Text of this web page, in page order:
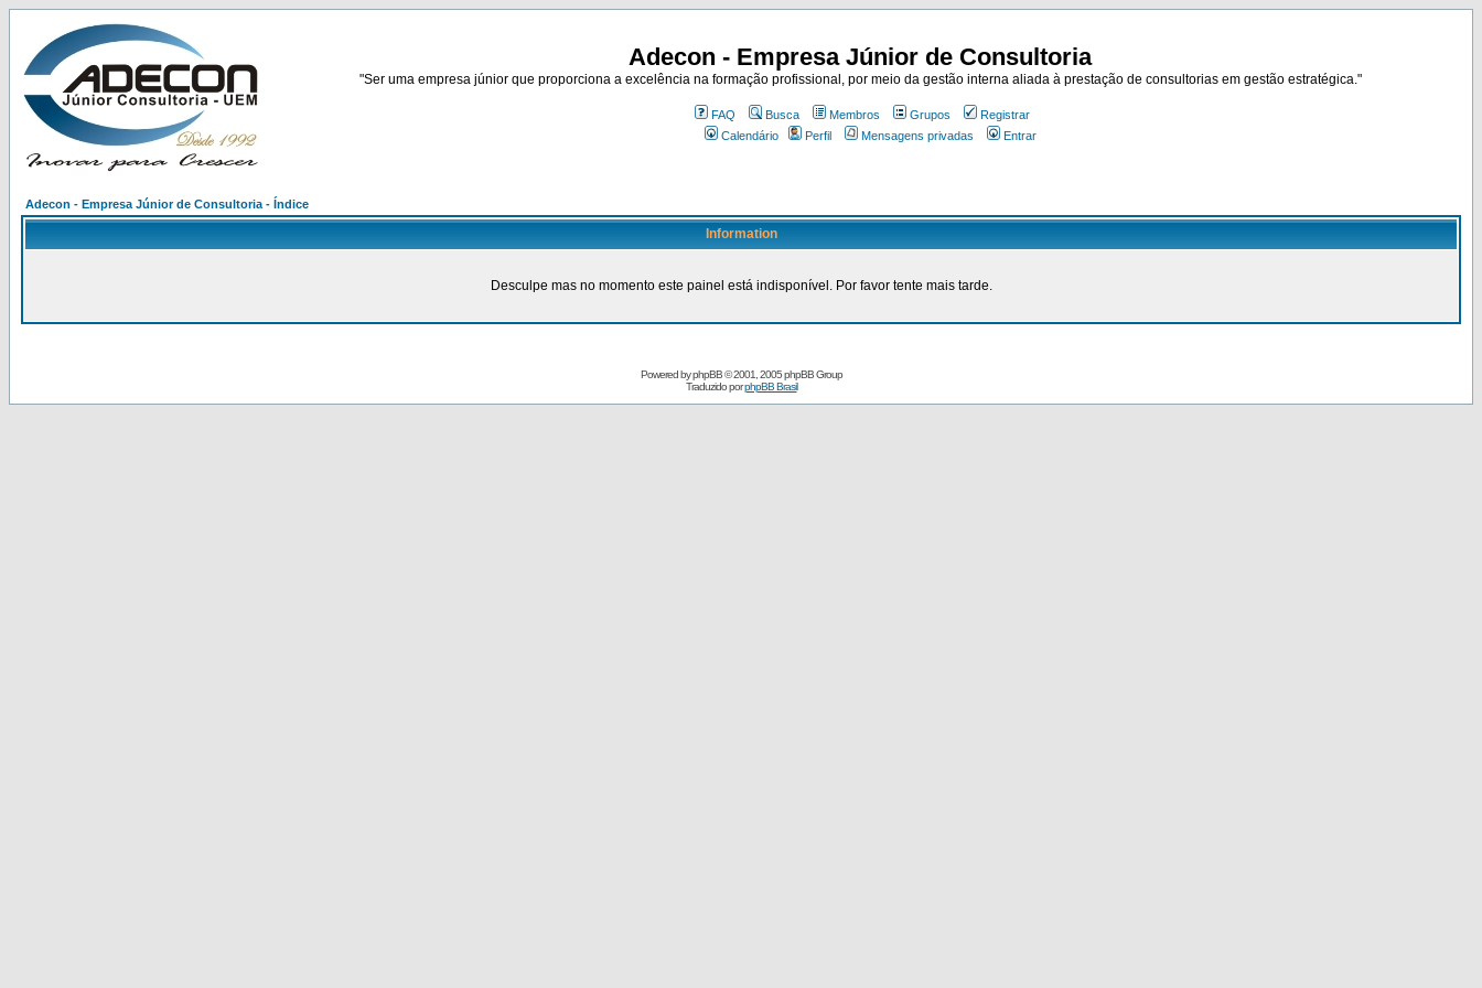
Adecon - Empresa Júnior de Consultoria
"Ser uma empresa júnior que proporciona a excelência na formação profissional, por meio da gestão interna aliada à prestação de consultorias em gestão estratégica."
FAQ Busca Membros Grupos
Registrar
Calendário
Perfil Mensagens privadas Entrar
Adecon - Empresa Júnior de Consultoria - Índice
Information
Desculpe mas no momento este painel está indisponível. Por favor tente mais tarde.
Powered byphpBB© 2001, 2005 phpBB Group
Traduzido porphpBB Brasil